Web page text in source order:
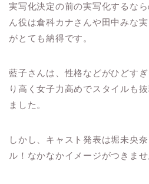
実写化決定の前の実写化するな
ん役は倉科カナさんや田中みな
がとても納得です。
藍子さんは、性格などがひどす
り高く女子力高めでスタイルも
ました。
しかし、キャスト発表は堀未央
ル！なかなかイメージがつきませ